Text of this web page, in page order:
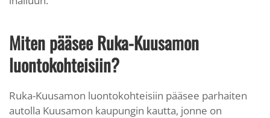
Miten pääsee Ruka-Kuusamon
luontokohteisiin?
Ruka-Kuusamon luontokohteisiin pääsee parhaiten
autolla Kuusamon kaupungin kautta, jonne on